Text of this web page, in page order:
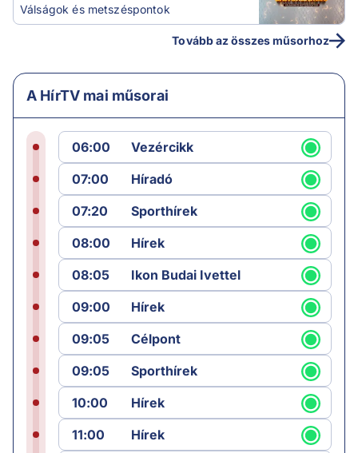
Válságok és metszéspontok
Tovább az összes műsorhoz
A HírTV mai műsorai
06:00
Vezércikk
07:00
Híradó
07:20
Sporthírek
08:00
Hírek
08:05
Ikon Budai Ivettel
09:00
Hírek
09:05
Célpont
09:05
Sporthírek
10:00
Hírek
11:00
Hírek